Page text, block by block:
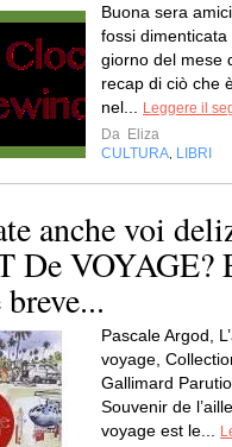
Buona sera
fossi
giorno del mese
recap di ciò che
nel...
Leggere il
Da Eliza
CULTURA LIBRI
anche voi
De VOYAGE?
Pascale Argod,
voyage,
Gallimard
Souvenir de
voyage est le...